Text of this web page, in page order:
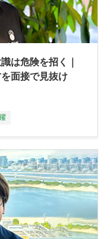
は危険を招く｜
面接で見抜け